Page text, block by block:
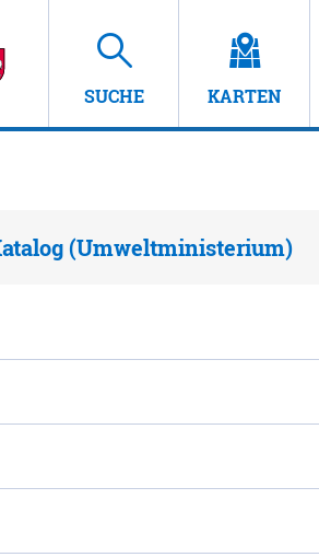
SUCHE KARTEN
(Umweltministerium)